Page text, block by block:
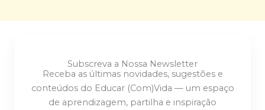
Subscreva a Nossa Newsletter
Receba as últimas novidades, sugestões e
conteúdos do Educar (Com)Vida — um espaço
de aprendizagem, partilha e inspiração